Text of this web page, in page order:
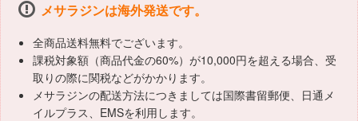
メサラジンは海外発送です。
全商品送料無料でございます。
課税対象額（商品代金の60%）が10,000円を超える場合、受
取りの際に関税などがかかります。
メサラジンの配送方法につきましては国際書留郵便、日通メ
イルプラス、EMSを利用します。